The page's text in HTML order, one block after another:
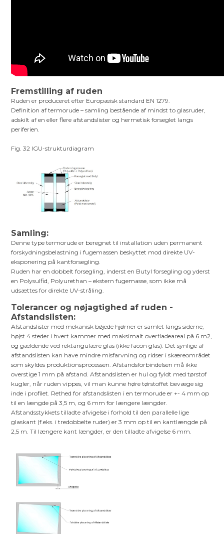
Fremstilling af ruden
Ruden er produceret efter Europæisk standard EN 1279.
Definition af termorude – samling bestående af mindst to glasruder,
adskilt af en eller flere afstandslister og hermetisk forseglet langs
periferien.
Fig. 32 IGU-strukturdiagram
Samling:
Denne type termorude er beregnet til installation uden permanent
forskydningsbelastning i fugemassen beskyttet mod direkte UV-
eksponering på kantforsegling.
Ruden har en dobbelt forsegling, inderst en Butyl forsegling og yderst
en Polysulfid, Polyurethan – ekstern fugemasse, som ikke må
udsættes for direkte UV-stråling.
Tolerancer og nøjagtighed af ruden -
Afstandslisten:
Afstandslister med mekanisk bøjede hjørner er samlet langs siderne,
højst 4 steder i hvert kammer med maksimalt overfladeareal på 6 m2,
og gældende ved rektangulære glas (ikke facon glas). Det synlige af
afstandslisten kan have mindre misfarvning og ridser i skæreområdet
som skyldes produktionsprocessen. Afstandsforbindelsen må ikke
overstige 1 mm på afstand. Afstandslisten er hul og fyldt med tørstof
kugler, når ruden vippes, vil man kunne høre tørstoffet bevæge sig
inde i profilet. Rethed for afstandslisten i en termorude er +- 4 mm op
til en længde på 3,5 m, og 6 mm for længere længder.
Afstandsstykkets tilladte afvigelse i forhold til den parallelle lige
glaskant (f.eks. i tredobbelte ruder) er 3 mm op til en kantlængde på
2,5 m. Til længere kant længder, er den tilladte afvigelse 6 mm.